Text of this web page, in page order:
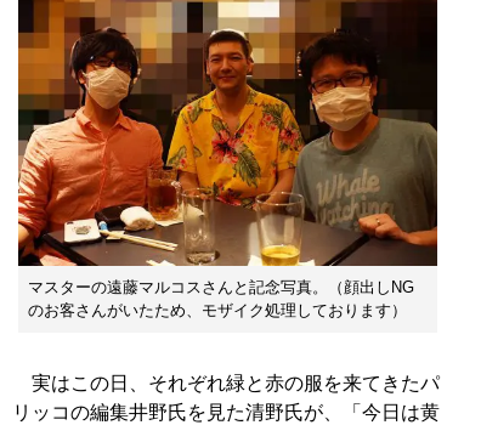
マスターの遠藤マルコスさんと記念写真。（顔出しNG
のお客さんがいたため、モザイク処理しております）
実はこの日、それぞれ緑と赤の服を来てきたパ
リッコの編集井野氏を見た清野氏が、「今日は黄